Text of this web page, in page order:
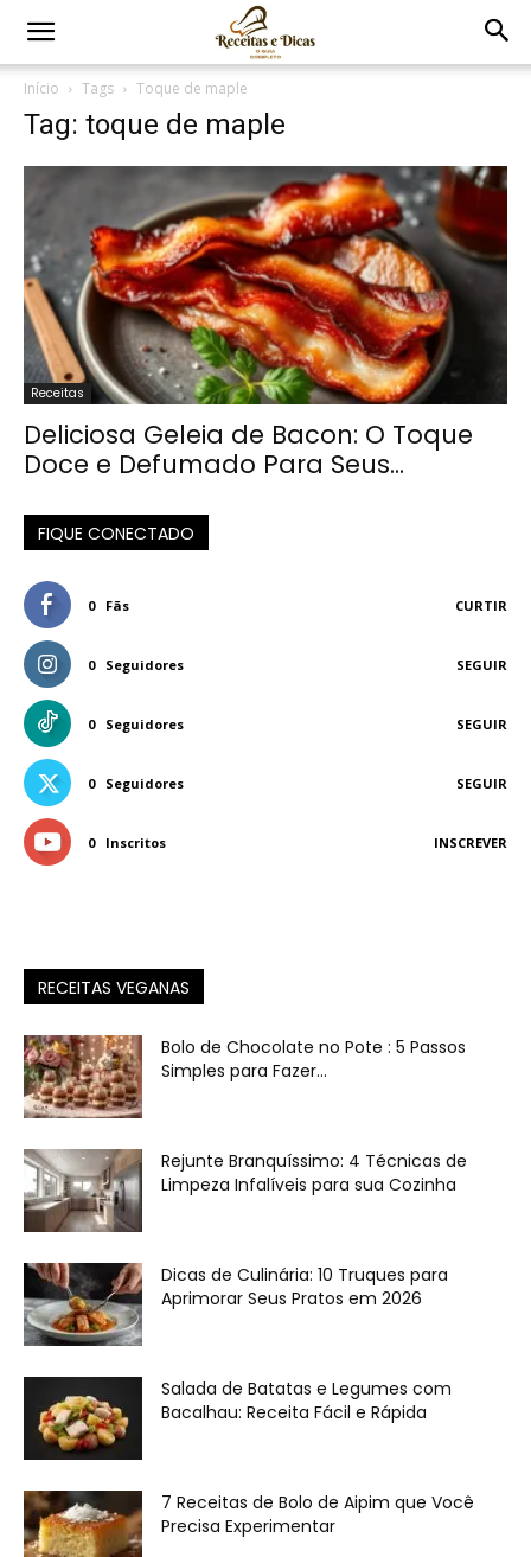
Início Tags Toque de maple
Tag: toque de maple
Receitas
Deliciosa Geleia de Bacon: O Toque
Doce e Defumado Para Seus...
FIQUE CONECTADO
0 Fãs CURTIR
0 Seguidores SEGUIR
0 Seguidores SEGUIR
0 Seguidores SEGUIR
0 Inscritos INSCREVER
RECEITAS VEGANAS
Bolo de Chocolate no Pote : 5 Passos
Simples para Fazer...
Rejunte Branquíssimo: 4 Técnicas de
Limpeza Infalíveis para sua Cozinha
Dicas de Culinária: 10 Truques para
Aprimorar Seus Pratos em 2026
Salada de Batatas e Legumes com
Bacalhau: Receita Fácil e Rápida
7 Receitas de Bolo de Aipim que Você
Precisa Experimentar